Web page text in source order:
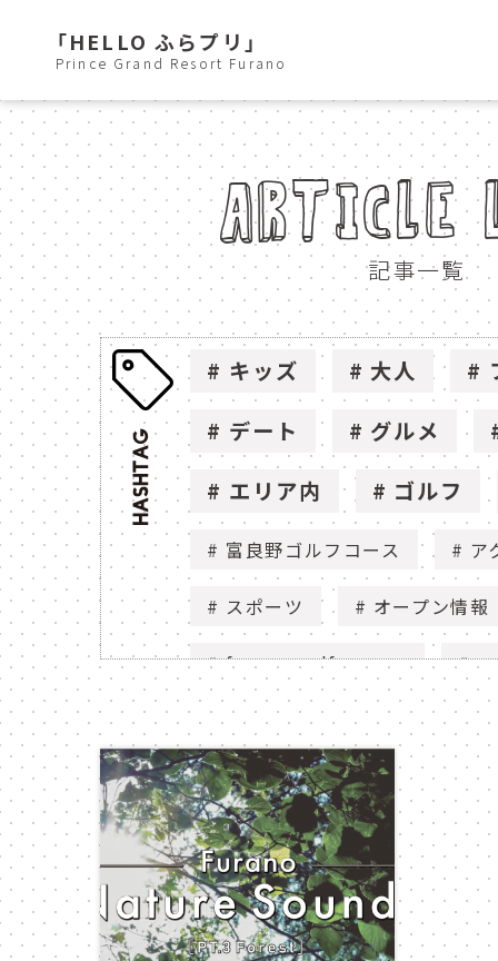
「HELLO ふらプリ」
Prince Grand Resort Furano
ARTICLE
記事一覧
キッズ 大人
デート
グルメ
エリア内
ゴルフ
富良野ゴルフコース ア
スポーツ オープン情報
furano golf course
open ゴルフ場
花 庭園 ニュー
flower view
セグウェイ segway
nature 動画